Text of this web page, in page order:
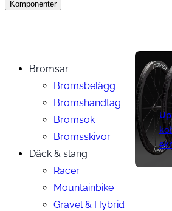
Komponenter
Bromsar
Bromsbelägg
Bromshandtag
Bromsok
Bromsskivor
Däck & slang
Racer
Mountainbike
Gravel & Hybrid